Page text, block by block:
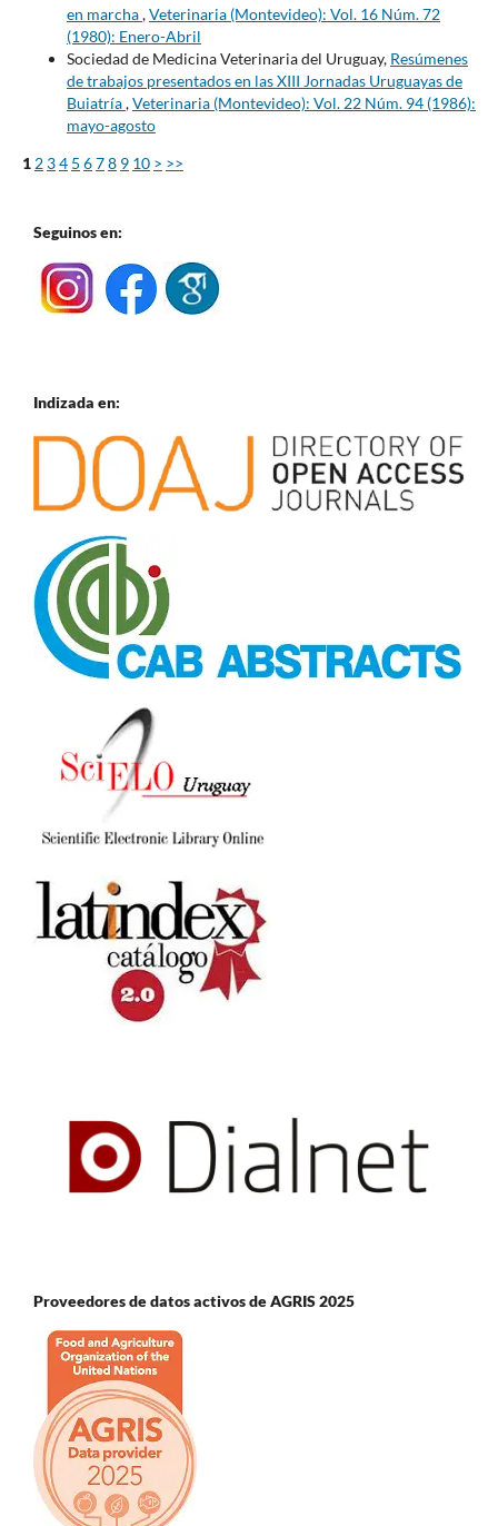
en marcha,Veterinaria (Montevideo): Vol. 16 Núm. 72
(1980): Enero-Abril
Sociedad de Medicina Veterinaria del Uruguay, Resúmenes
de trabajos presentados en las XIII Jornadas Uruguayas de
Buiatría,Veterinaria (Montevideo): Vol. 22 Núm. 94 (1986):
mayo-agosto
1 2 34 5 678 9 10 > >>
Seguinos en:
Indizada en:
Proveedores de datos activos de AGRIS 2025